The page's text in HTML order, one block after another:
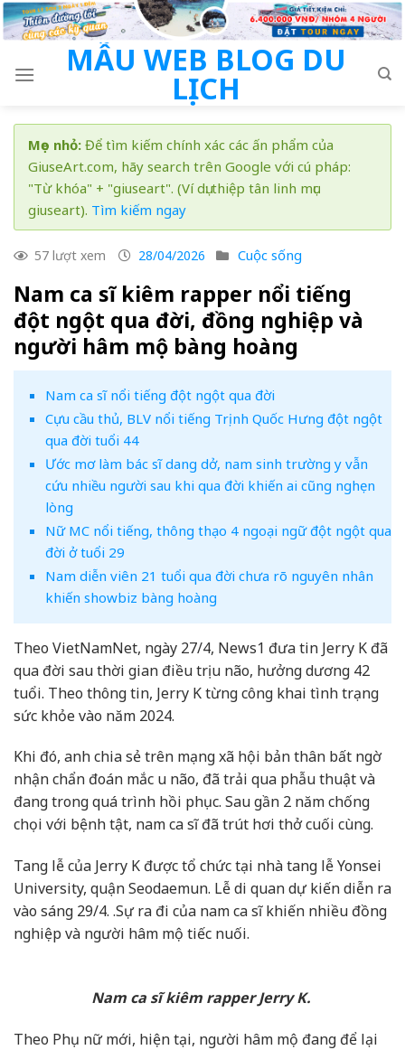
Skip
to
MẪU WEB BLOG DU
LỊCH
Mẹo nhỏ: Để tìm kiếm chính xác các ấn phẩm của
GiuseArt.com, hãy search trên Google với cú pháp:
"Từ khóa" + "giuseart". (Ví dụ: thiệp tân linh mục
giuseart). Tìm kiếm ngay
57 lượt xem 28/04/2026 Cuộc sống
Nam ca sĩ kiêm rapper nổi tiếng
đột ngột qua đời, đồng nghiệp và
người hâm mộ bàng hoàng
Nam ca sĩ nổi tiếng đột ngột qua đời
Cựu cầu thủ, BLV nổi tiếng Trịnh Quốc Hưng đột ngột
qua đời tuổi 44
Ước mơ làm bác sĩ dang dở, nam sinh trường y vẫn
cứu nhiều người sau khi qua đời khiến ai cũng nghẹn
lòng
Nữ MC nổi tiếng, thông thạo 4 ngoại ngữ đột ngột qua
đời ở tuổi 29
Nam diễn viên 21 tuổi qua đời chưa rõ nguyên nhân
khiến showbiz bàng hoàng
Theo VietNamNet, ngày 27/4, News1 đưa tin Jerry K đã
qua đời sau thời gian điều trị u não, hưởng dương 42
tuổi. Theo thông tin, Jerry K từng công khai tình trạng
sức khỏe vào năm 2024.
Khi đó, anh chia sẻ trên mạng xã hội bản thân bất ngờ
nhận chẩn đoán mắc u não, đã trải qua phẫu thuật và
đang trong quá trình hồi phục. Sau gần 2 năm chống
chọi với bệnh tật, nam ca sĩ đã trút hơi thở cuối cùng.
Tang lễ của Jerry K được tổ chức tại nhà tang lễ Yonsei
University, quận Seodaemun. Lễ di quan dự kiến diễn ra
vào sáng 29/4. .Sự ra đi của nam ca sĩ khiến nhiều đồng
nghiệp và người hâm mộ tiếc nuối.
Nam ca sĩ kiêm rapper Jerry K.
Theo Phụ nữ mới, hiện tại, người hâm mộ đang để lại